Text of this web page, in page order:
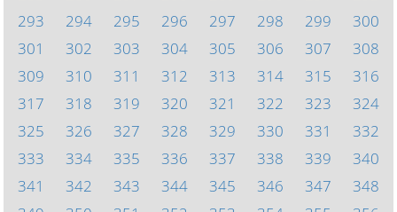
293
294 295 296 297 298 299
300
301
302 303 304 305 306 307
308
309
310 311 312 313 314 315
316
317
318 319 320 321 322 323
324
325
326 327 328 329 330 331
332
333
334 335 336 337 338 339
340
341
342 343 344 345 346 347
348